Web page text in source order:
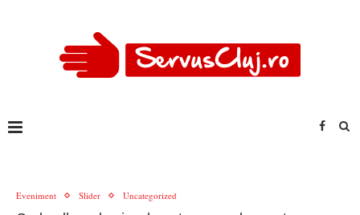
Eveniment Slider Uncategorized